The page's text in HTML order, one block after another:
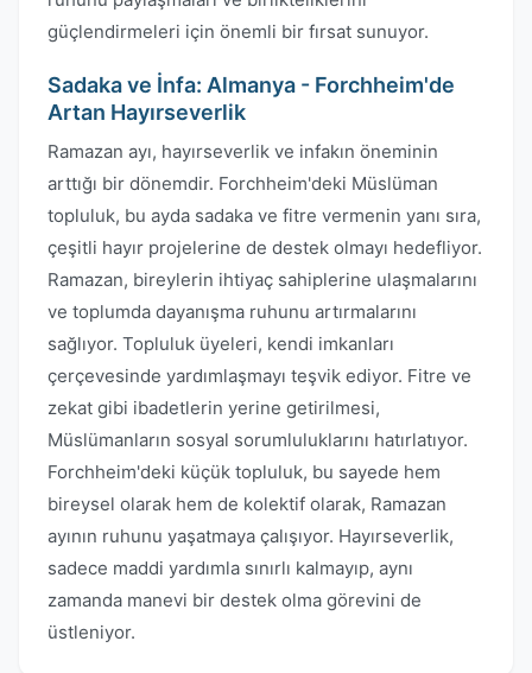
güçlendirmeleri için önemli bir fırsat sunuyor.
Sadaka ve İnfa: Almanya - Forchheim'de
Artan Hayırseverlik
Ramazan ayı, hayırseverlik ve infakın öneminin
arttığı bir dönemdir. Forchheim'deki Müslüman
topluluk, bu ayda sadaka ve fitre vermenin yanı sıra,
çeşitli hayır projelerine de destek olmayı hedefliyor.
Ramazan, bireylerin ihtiyaç sahiplerine ulaşmalarını
ve toplumda dayanışma ruhunu artırmalarını
sağlıyor. Topluluk üyeleri, kendi imkanları
çerçevesinde yardımlaşmayı teşvik ediyor. Fitre ve
zekat gibi ibadetlerin yerine getirilmesi,
Müslümanların sosyal sorumluluklarını hatırlatıyor.
Forchheim'deki küçük topluluk, bu sayede hem
bireysel olarak hem de kolektif olarak, Ramazan
ayının ruhunu yaşatmaya çalışıyor. Hayırseverlik,
sadece maddi yardımla sınırlı kalmayıp, aynı
zamanda manevi bir destek olma görevini de
üstleniyor.